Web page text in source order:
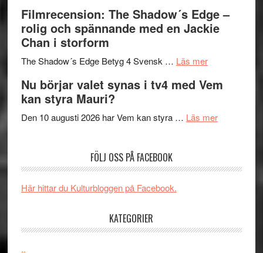
på
Roland
Pöntinen
Artipelag
bjuder
in
samtal
teater
Filmrecension: The Shadow´s Edge –
rolig och spännande med en Jackie
Chan i storform
The Shadow´s Edge Betyg 4 Svensk … Läs merom
The
´s
och
Jackie
Nu börjar valet synas i tv4 med Vem
kan styra Mauri?
Den 10 augusti 2026 har Vem kan styra … Läs merom
synas
Vem
FÖLJ OSS PÅ FACEBOOK
Här hittar du Kulturbloggen på Facebook.
KATEGORIER
..